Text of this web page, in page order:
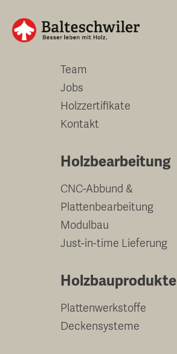
zum
Inhalt
Unternehmen
Team
Jobs
Holzzertifikate
Kontakt
Holzbearbeitung
CNC-Abbund &
Plattenbearbeitung
Modulbau
Just-in-time Lieferung
Holzbauprodukte
Plattenwerkstoffe
Deckensysteme